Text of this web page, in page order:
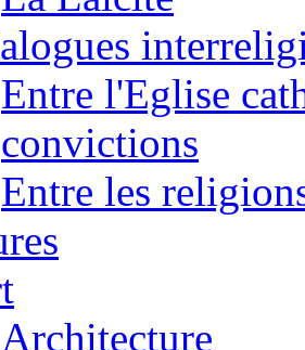
Entre l'Eglise
convictions
Entre les
Architecture